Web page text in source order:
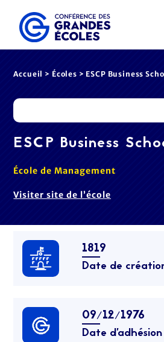
Accueil > Écoles > ESCP Business
ESCP Business
École de Management
Visiter site de l’école
1819
Date de
09/12/1976
Date d’adhésion